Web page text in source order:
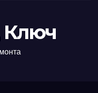
Ключ